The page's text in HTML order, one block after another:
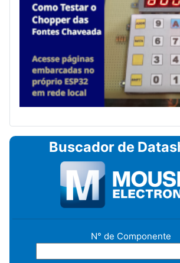
Buscador de
N° de Componente